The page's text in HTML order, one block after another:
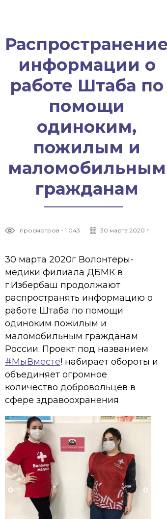
Распространение
информации о
работе Штаба по
помощи
одиноким,
пожилым и
маломобильным
гражданам
просмотров - 1 043 30 марта 2020 г.
30 марта 2020г Волонтеры-
медики филиала ДБМК в
г.Избербаш продолжают
распространять информацию о
работе Штаба по помощи
одиноким пожилым и
маломобильным гражданам
России. Проект под названием
#МыВместе! набирает обороты и
объединяет огромное
количество добровольцев в
сфере здравоохранения